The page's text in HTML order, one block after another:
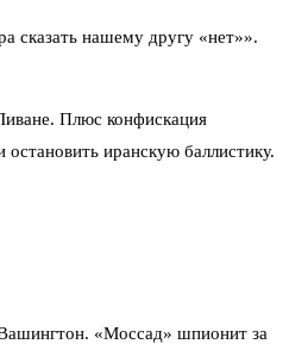
сказать нашему другу «нет»».
Плюс конфискация
иранскую баллистику.
«Моссад» шпионит за